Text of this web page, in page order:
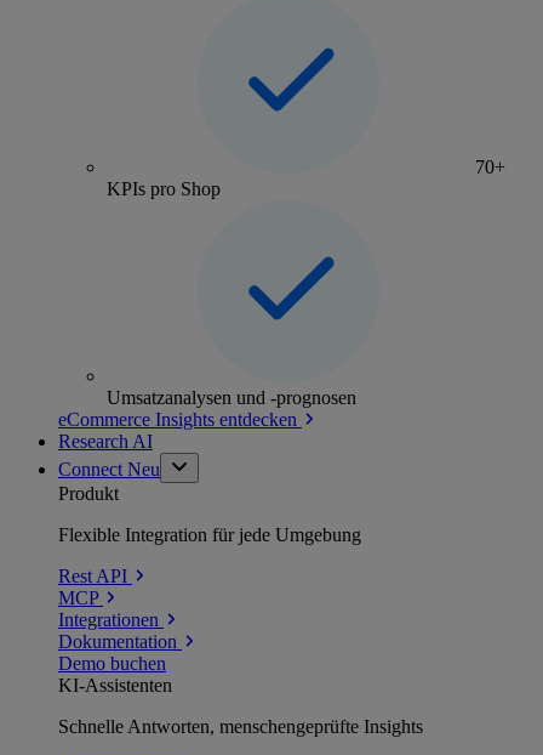
70+
KPIs pro Shop
Umsatzanalysen und -prognosen
eCommerce Insights entdecken
Research AI
Connect Neu
Produkt
Flexible Integration für jede Umgebung
Rest API
MCP
Integrationen
Dokumentation
Demo buchen
KI-Assistenten
Schnelle Antworten, menschengeprüfte Insights